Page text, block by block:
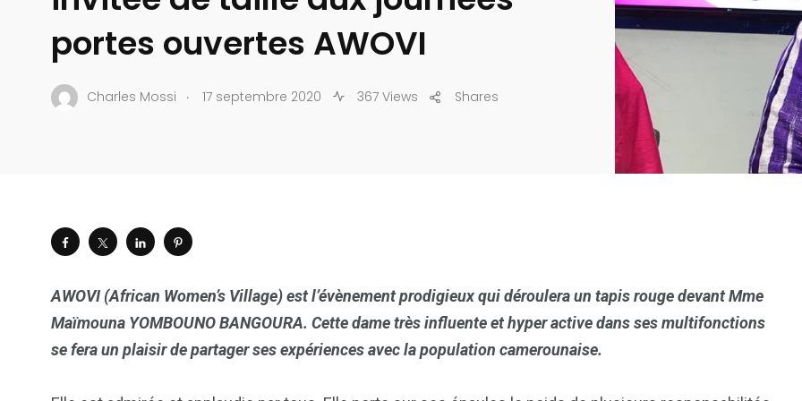
portes ouvertes AWOVI
Charles Mossi . 17 septembre 2020 367 Views Shares
AWOVI (African Women’s Village) est l’évènement prodigieux qui déroulera un tapis rouge devant Mme
Maïmouna YOMBOUNO BANGOURA. Cette dame très influente et hyper active dans ses multifonctions
se fera un plaisir de partager ses expériences avec la population camerounaise.